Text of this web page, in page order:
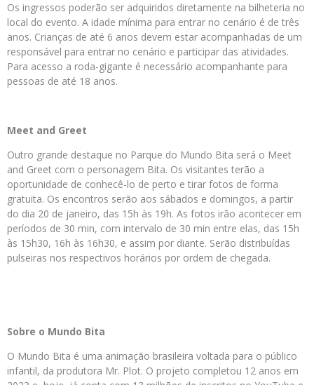
Os ingressos poderão ser adquiridos diretamente na bilheteria no
local do evento. A idade mínima para entrar no cenário é de três
anos. Crianças de até 6 anos devem estar acompanhadas de um
responsável para entrar no cenário e participar das atividades.
Para acesso a roda-gigante é necessário acompanhante para
pessoas de até 18 anos.
Meet and Greet
Outro grande destaque no Parque do Mundo Bita será o Meet
and Greet com o personagem Bita. Os visitantes terão a
oportunidade de conhecê-lo de perto e tirar fotos de forma
gratuita. Os encontros serão aos sábados e domingos, a partir
do dia 20 de janeiro, das 15h às 19h. As fotos irão acontecer em
períodos de 30 min, com intervalo de 30 min entre elas, das 15h
às 15h30, 16h às 16h30, e assim por diante. Serão distribuídas
pulseiras nos respectivos horários por ordem de chegada.
Sobre o Mundo Bita
O Mundo Bita é uma animação brasileira voltada para o público
infantil, da produtora Mr. Plot. O projeto completou 12 anos em